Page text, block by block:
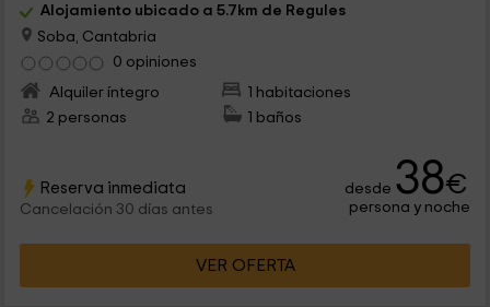
Alojamiento ubicado a 5.7km de Regules
Soba, Cantabria
0 opiniones
Alquiler íntegro
1 habitaciones
2 personas
1 baños
Reserva inmediata
Cancelación 30 días antes
desde 38€
persona y noche
VER OFERTA